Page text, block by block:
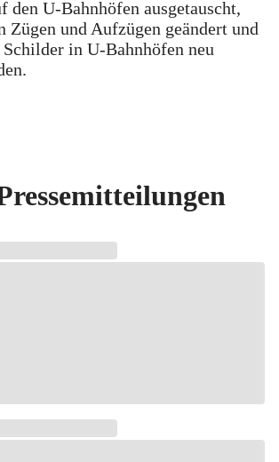
den U-Bahnhöfen ausgetauscht,
Zügen und Aufzügen geändert und
in U-Bahnhöfen neu